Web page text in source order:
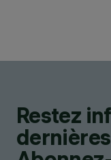
Restez